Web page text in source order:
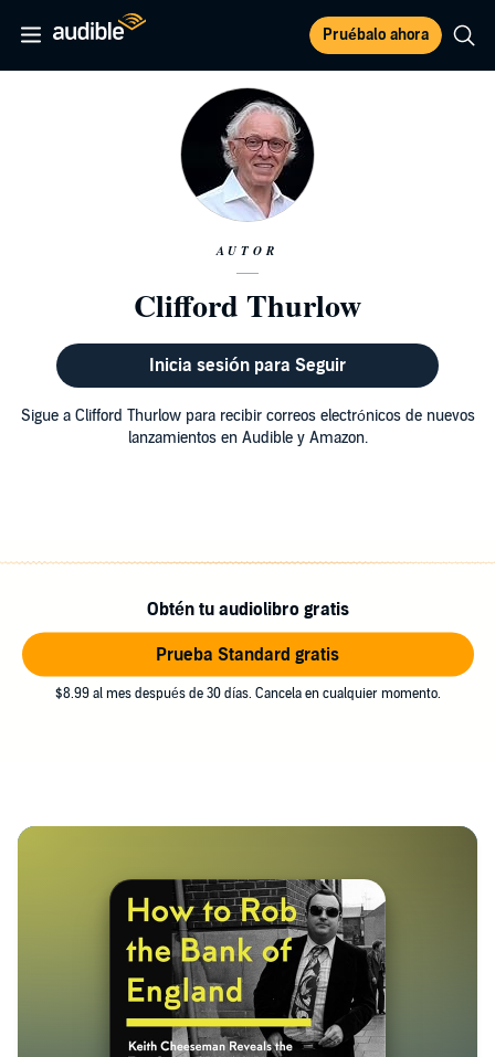
Pruébalo ahora
AUTOR
Clifford Thurlow
Inicia sesión para Seguir
Sigue a Clifford Thurlow para recibir correos electrónicos de nuevos
lanzamientos en Audible y Amazon.
Obtén tu audiolibro gratis
Prueba Standard gratis
$8.99 al mes después de 30 días. Cancela en cualquier momento.